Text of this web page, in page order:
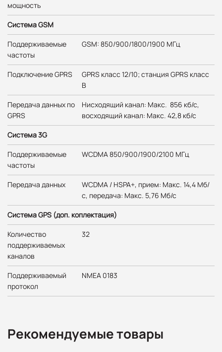
мощность
Система GSM
Поддерживаемые
частоты
GSM: 850/900/1800/1900 МГц
Подключение GPRS
GPRS класс 12/10; станция GPRS класс
B
Передача данных по
GPRS
Нисходящий канал: Макс. 856 кб/с,
восходящий канал: Макс. 42,8 кб/с
Система 3G
Поддерживаемые
частоты
WCDMA 850/900/1900/2100 МГц
Передача данных
WCDMA / HSPA+, прием: Макс. 14,4 Мб/
с, передача: Макс. 5,76 Мб/с
Система GPS (доп. коплектация)
Количество
поддерживаемых
каналов
32
Поддерживаемый
протокол
NMEA 0183
Рекомендуемые товары